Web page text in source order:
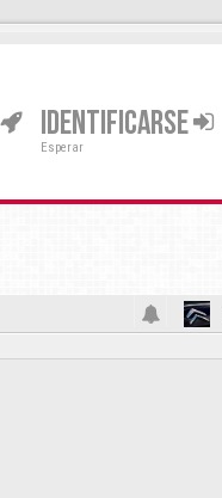
IDENTIFICARSE
Esperar